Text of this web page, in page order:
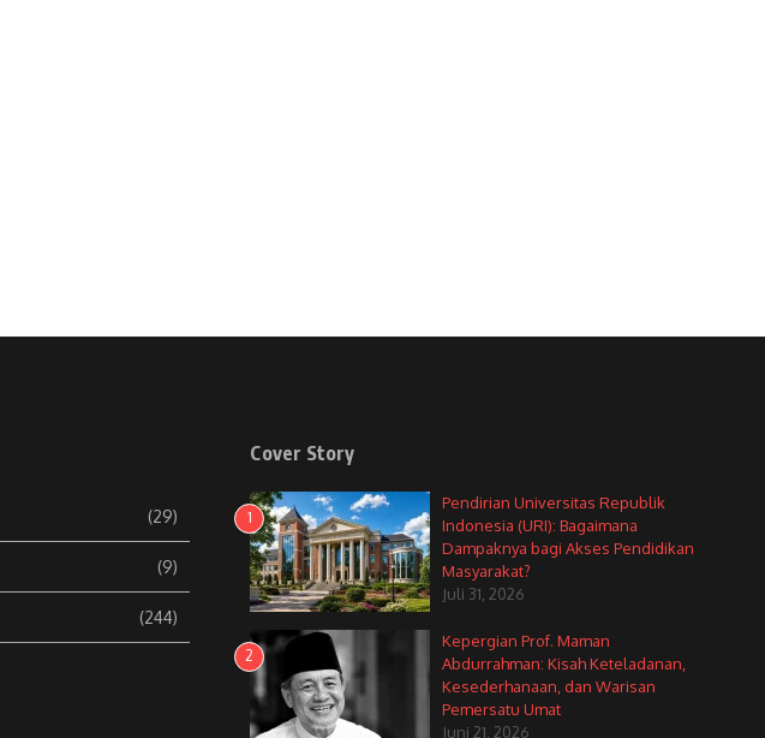
(29)
(9)
(244)
Cover Story
1
Pendirian Universitas Republik
Indonesia (URI): Bagaimana
Dampaknya bagi Akses Pendidikan
Masyarakat?
Juli 31, 2026
2
Kepergian Prof. Maman
Abdurrahman: Kisah Keteladanan,
Kesederhanaan, dan Warisan
Pemersatu Umat
Juni 21, 2026